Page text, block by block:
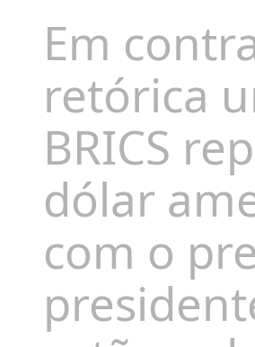
Em
retórica
BRICS
dólar
com o